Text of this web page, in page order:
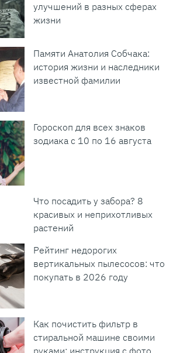
улучшений в разных сферах
жизни
Памяти Анатолия Собчака:
история жизни и наследники
известной фамилии
Гороскоп для всех знаков
зодиака с 10 по 16 августа
Что посадить у забора? 8
красивых и неприхотливых
растений
Рейтинг недорогих
вертикальных пылесосов: что
покупать в 2026 году
Как почистить фильтр в
стиральной машине своими